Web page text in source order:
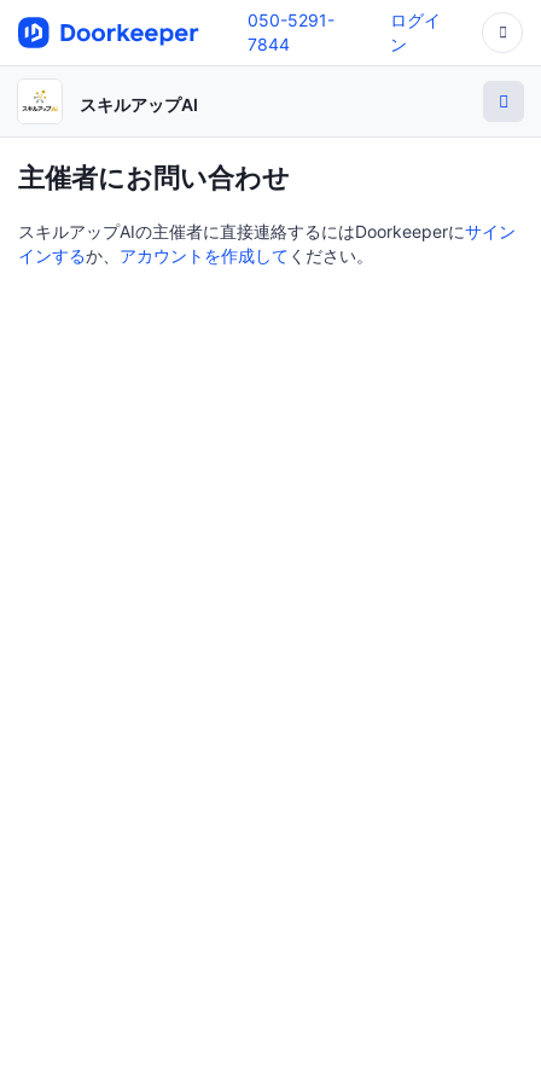
050-5291-
7844
ログイ
ン
スキルアップAI
主催者にお問い合わせ
スキルアップAIの主催者に直接連絡するにはDoorkeeperにサイン
インするか、 アカウントを作成して ください。